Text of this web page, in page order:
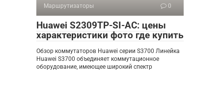
Маршрутизаторы 0
Huawei S2309TP-SI-AC: цены
характеристики фото где купить
Обзор коммутаторов Huawei серии S3700 Линейка
Huawei S3700 объединяет коммутационное
оборудование, имеющее широкий спектр